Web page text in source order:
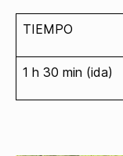
TIEMPO
1 h 30 min (ida)